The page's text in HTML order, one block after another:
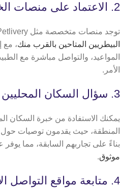
2. الاعتماد على منصات الخدمات البيطرية
توجد منصات متخصصة مثل Petlivery توفر لك قائمة بال
البيطريين المتاحين بالقرب منك، مع
المواعيد، والتواصل مباشرة مع
الأمر.
3. سؤال السكان المحليين أو أصحاب الحيوانات
يمكنك الاستفادة من خبرة السكان
المنطقة، حيث يقدمون توصيات حول
بناءً على تجاربهم السابقة، مما
موثوق.
4. متابعة مواقع التواصل